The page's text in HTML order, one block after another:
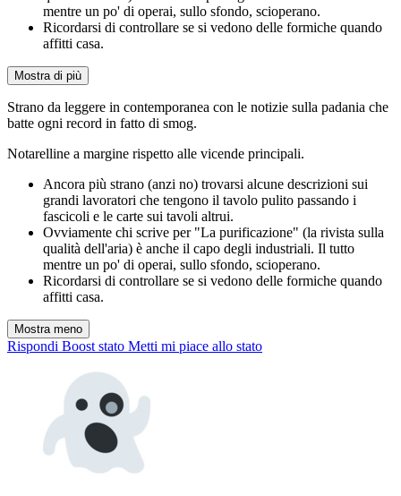
mentre un po' di operai, sullo sfondo, scioperano.
Ricordarsi di controllare se si vedono delle formiche quando
affitti casa.
Mostra di più
Strano da leggere in contemporanea con le notizie sulla padania che
batte ogni record in fatto di smog.
Notarelline a margine rispetto alle vicende principali.
Ancora più strano (anzi no) trovarsi alcune descrizioni sui
grandi lavoratori che tengono il tavolo pulito passando i
fascicoli e le carte sui tavoli altrui.
Ovviamente chi scrive per "La purificazione" (la rivista sulla
qualità dell'aria) è anche il capo degli industriali. Il tutto
mentre un po' di operai, sullo sfondo, scioperano.
Ricordarsi di controllare se si vedono delle formiche quando
affitti casa.
Mostra meno
Rispondi Boost stato Metti mi piace allo stato